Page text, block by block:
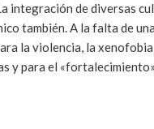
integración de diversas
también. A la falta de
la violencia, la
y para el